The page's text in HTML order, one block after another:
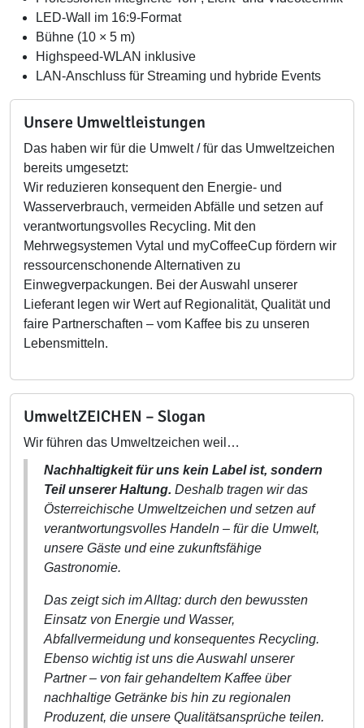
LED-Wall im 16:9-Format
Bühne (10 × 5 m)
Highspeed-WLAN inklusive
LAN-Anschluss für Streaming und hybride Events
Unsere Umweltleistungen
Das haben wir für die Umwelt / für das Umweltzeichen
bereits umgesetzt:
Wir reduzieren konsequent den Energie- und
Wasserverbrauch, vermeiden Abfälle und setzen auf
verantwortungsvolles Recycling. Mit den
Mehrwegsystemen Vytal und myCoffeeCup fördern wir
ressourcenschonende Alternativen zu
Einwegverpackungen. Bei der Auswahl unserer
Lieferant legen wir Wert auf Regionalität, Qualität und
faire Partnerschaften – vom Kaffee bis zu unseren
Lebensmitteln.
UmweltZEICHEN – Slogan
Wir führen das Umweltzeichen weil…
Nachhaltigkeit für uns kein Label ist, sondern
Teil unserer Haltung. Deshalb tragen wir das
Österreichische Umweltzeichen und setzen auf
verantwortungsvolles Handeln – für die Umwelt,
unsere Gäste und eine zukunftsfähige
Gastronomie.
Das zeigt sich im Alltag: durch den bewussten
Einsatz von Energie und Wasser,
Abfallvermeidung und konsequentes Recycling.
Ebenso wichtig ist uns die Auswahl unserer
Partner – von fair gehandeltem Kaffee über
nachhaltige Getränke bis hin zu regionalen
Produzent, die unsere Qualitätsansprüche teilen.